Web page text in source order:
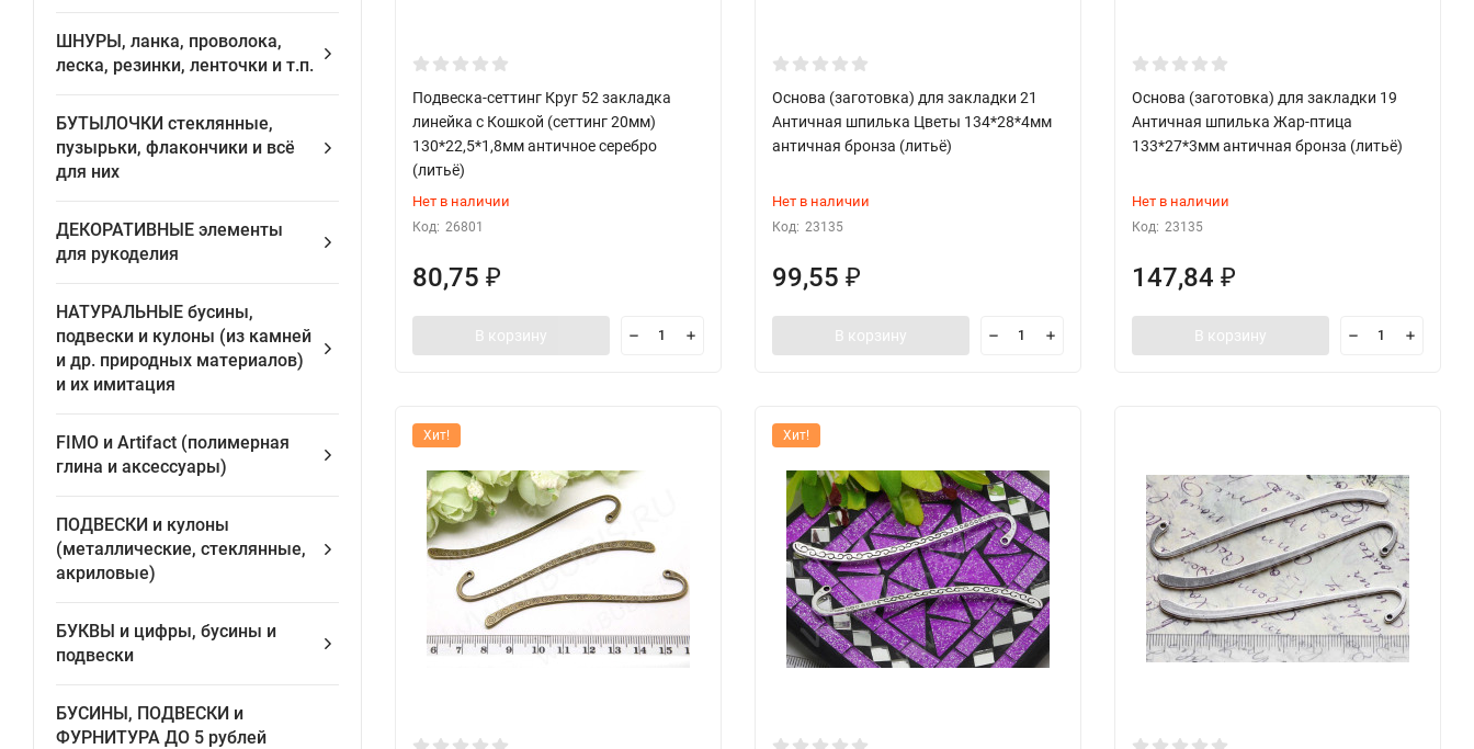
ШНУРЫ, ланка, проволока,
леска, резинки, ленточки и т.п.
БУТЫЛОЧКИ стеклянные,
пузырьки, флакончики и всё
для них
ДЕКОРАТИВНЫЕ элементы
для рукоделия
НАТУРАЛЬНЫЕ бусины,
подвески и кулоны (из камней
и др. природных материалов)
и их имитация
FIMO и Artifact (полимерная
глина и аксессуары)
ПОДВЕСКИ и кулоны
(металлические, стеклянные,
акриловые)
БУКВЫ и цифры, бусины и
подвески
БУСИНЫ, ПОДВЕСКИ и
ФУРНИТУРА ДО 5 рублей
Подвеска-сеттинг Круг 52 закладка
линейка с Кошкой (сеттинг 20мм)
130*22,5*1,8мм античное серебро
(литьё)
Нет в наличии
Код: 26801
80,75 ₽
В корзину
Основа (заготовка) для закладки 21
Античная шпилька Цветы 134*28*4мм
античная бронза (литьё)
Нет в наличии
Код: 23135
99,55 ₽
В корзину
Основа (заготовка) для закладки 19
Античная шпилька Жар-птица
133*27*3мм античная бронза (литьё)
Нет в наличии
Код: 23135
147,84 ₽
В корзину
Хит! Хит!